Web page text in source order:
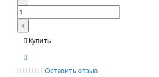
+
Купить
Оставить отзыв